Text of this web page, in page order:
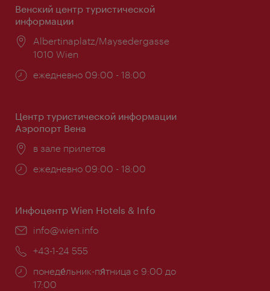
Венский центр туристической
информации
Расположение:
Albertinaplatz/Maysedergasse
1010 Wien
Часы
ежедневно 09:00 - 18:00
Центр туристической информации
Аэропорт Вена
Расположение:
в зале прилетов
Часы
ежедневно 09:00 - 18:00
Инфоцентр Wien Hotels & Info
Эл.
info@wien.info
Телефон:
+43-1-24 555
Часы
работы:
понеде́льник-пя́тница с 9:00 до
17:00